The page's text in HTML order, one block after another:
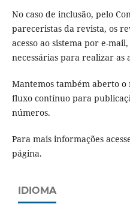
No caso de inclusão, pelo
pareceristas da revista, os
acesso ao sistema por e-
necessárias para realizar as
Mantemos também aberto
fluxo contínuo para
números.
Para mais informações
página.
IDIOMA